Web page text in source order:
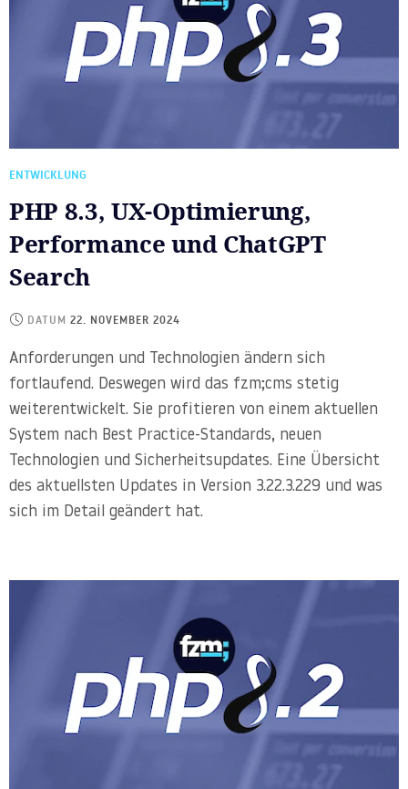
ENTWICKLUNG
PHP 8.3, UX-Optimierung,
Performance und ChatGPT
Search
DATUM 22. NOVEMBER 2024
Anforderungen und Technologien ändern sich
fortlaufend. Deswegen wird das fzm;cms stetig
weiterentwickelt. Sie profitieren von einem aktuellen
System nach Best Practice-Standards, neuen
Technologien und Sicherheitsupdates. Eine Übersicht
des aktuellsten Updates in Version 3.22.3.229 und was
sich im Detail geändert hat.